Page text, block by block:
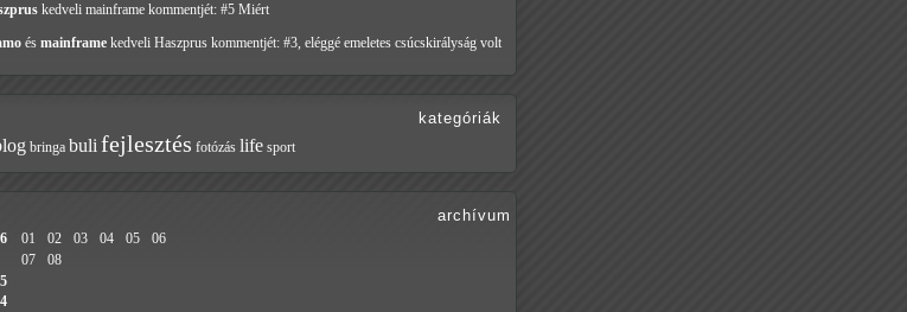
kedveli mainframe kommentjét: #5 Miért
és mainframe kedveli Haszprus kommentjét: #3, eléggé emeletes csúcskirályság volt
kategóriák
bringa buli fejlesztés fotózás life sport
archívum
01 02 03 04 05
06
07
08